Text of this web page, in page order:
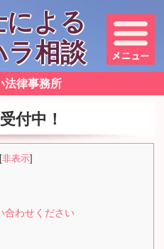
による
ラ相談
法律事務所
付中！
[非表示]
わせください